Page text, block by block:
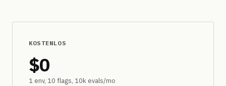
KOSTENLOS
$0
1 env, 10 flags, 10k evals/mo